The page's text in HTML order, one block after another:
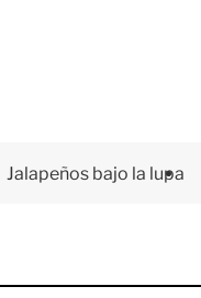
Jalapeños bajo la lupa